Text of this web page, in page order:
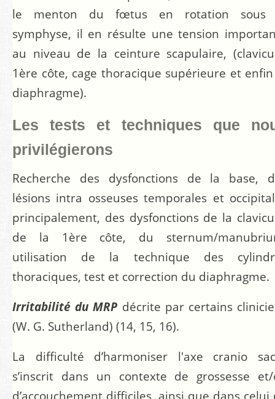
le menton du fœtus en rotation sous
symphyse, il en résulte une tension
au niveau de la ceinture scapulaire,
1ère côte, cage thoracique supérieure et
diaphragme).
Les tests et techniques que
privilégierons
Recherche des dysfonctions de la base,
lésions intra osseuses temporales et
principalement, des dysfonctions de la
de la 1ère côte, du sternum/
utilisation de la technique des
thoraciques, test et correction du diaphragme.
Irritabilité du MRP décrite par certains
(W. G. Sutherland) (14, 15, 16).
La difficulté d’harmoniser l'axe cranio
s’inscrit dans un contexte de grossesse
d’accouchement difficiles, ainsi que dans celui